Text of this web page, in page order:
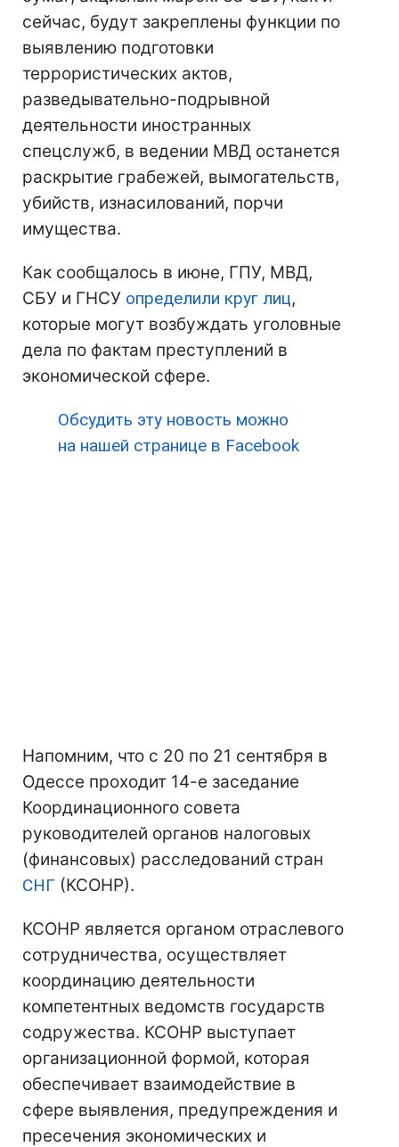
сейчас, будут закреплены функции по
выявлению подготовки
террористических актов,
разведывательно-подрывной
деятельности иностранных
спецслужб, в ведении МВД останется
раскрытие грабежей, вымогательств,
убийств, изнасилований, порчи
имущества.
Как сообщалось в июне, ГПУ, МВД,
СБУ и ГНСУ определили круг лиц,
которые могут возбуждать уголовные
дела по фактам преступлений в
экономической сфере.
Обсудить эту новость можно
на нашей странице в Facebook
Напомним, что с 20 по 21 сентября в
Одессе проходит 14-е заседание
Координационного совета
руководителей органов налоговых
(финансовых) расследований стран
СНГ (КСОНР).
КСОНР является органом отраслевого
сотрудничества, осуществляет
координацию деятельности
компетентных ведомств государств
содружества. КСОНР выступает
организационной формой, которая
обеспечивает взаимодействие в
сфере выявления, предупреждения и
пресечения экономических и